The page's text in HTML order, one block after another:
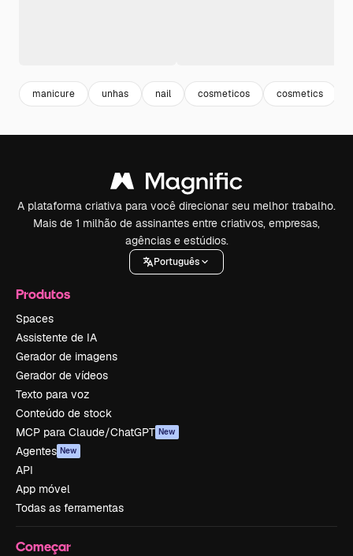
manicure unhas nail cosmeticos cosmetics
A plataforma criativa para você direcionar seu melhor trabalho.
Mais de 1 milhão de assinantes entre criativos, empresas,
agências e estúdios.
Português
Produtos
Spaces
Assistente de IA
Gerador de imagens
Gerador de vídeos
Texto para voz
Conteúdo de stock
MCP para Claude/ChatGPT New
Agentes New
API
App móvel
Todas as ferramentas
Começar